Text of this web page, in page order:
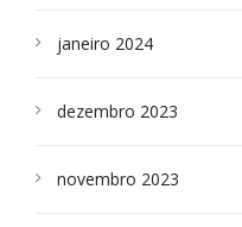
janeiro 2024
dezembro 2023
novembro 2023